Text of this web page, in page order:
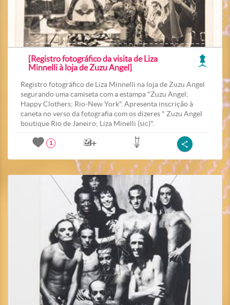
[Registro fotográfico da visita de Liza
Minnelli à loja de Zuzu Angel]
Registro fotográfico de Liza Minnelli na loja de Zuzu Angel
segurando uma camiseta com a estampa "Zuzu Angel;
Happy Clothers; Rio-New York". Apresenta inscrição à
caneta no verso da fotografia com os dizeres " Zuzu Angel
boutique Rio de Janeiro; Liza Minelli (sic)".
1